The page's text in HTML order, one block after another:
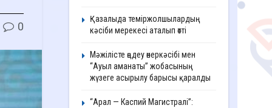
0
Қазалыда теміржолшылардың
кәсіби мерекесі аталып өтті
Мәжілісте өңдеу өнеркәсібі мен
“Ауыл аманаты” жобасының
жүзеге асырылу барысы қаралды
“Арал — Каспий Магистралі”: